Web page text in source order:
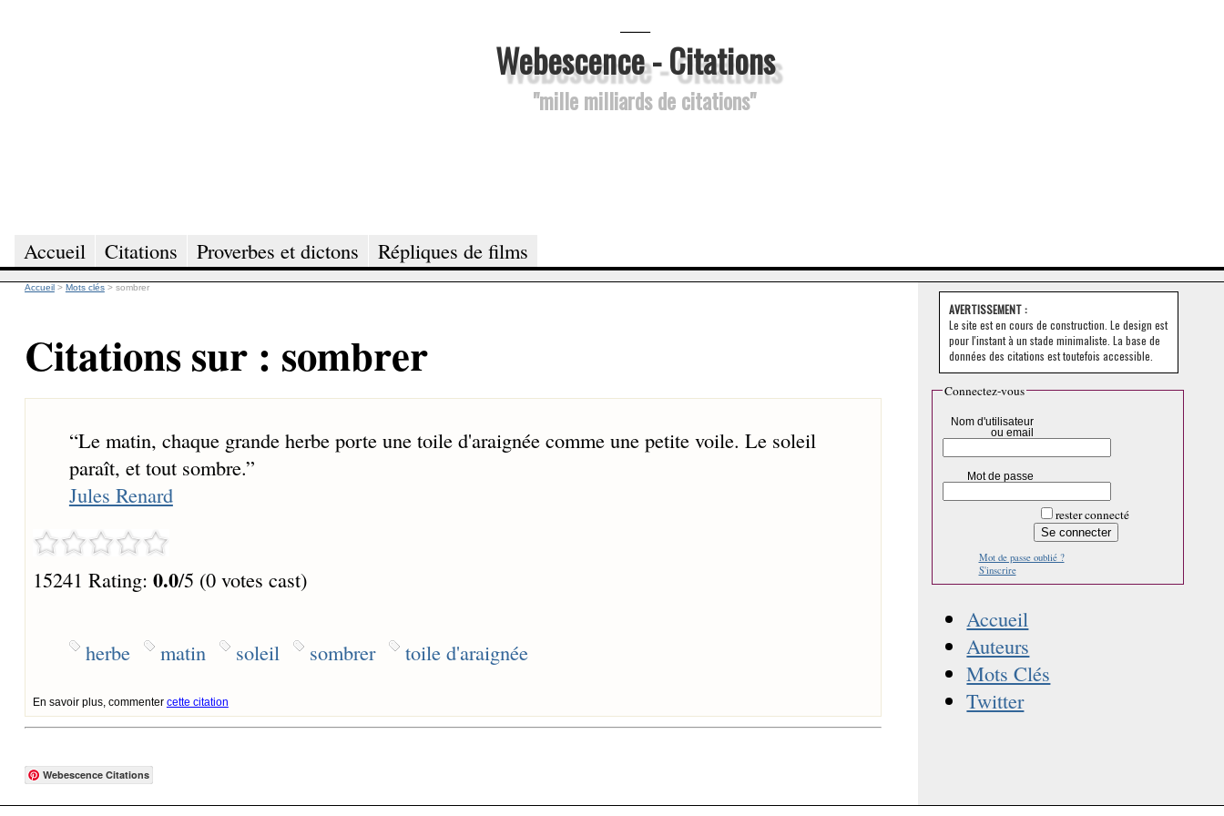
Webescence - Citations
"mille milliards de citations"
Accueil Citations Proverbes et dictons Répliques de films
Accueil > Mots clés > sombrer
Citations sur : sombrer
“Le matin, chaque grande herbe porte une toile d'araignée comme une petite voile. Le soleil
paraît, et tout sombre.”
Jules Renard
15241 Rating: 0.0/5 (0 votes cast)
herbe matin soleil sombrer toile d'araignée
En savoir plus, commenter cette citation
Webescence Citations
AVERTISSEMENT :
Le site est en cours de construction. Le design est
pour l'instant à un stade minimaliste. La base de
données des citations est toutefois accessible.
Connectez-vous
Nom d'utilisateur
ou email
Mot de passe
rester connecté
Mot de passe oublié ?
S'inscrire
Accueil
Auteurs
Mots Clés
Twitter